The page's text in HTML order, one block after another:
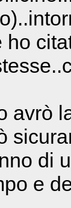
ho
avrò
di
e